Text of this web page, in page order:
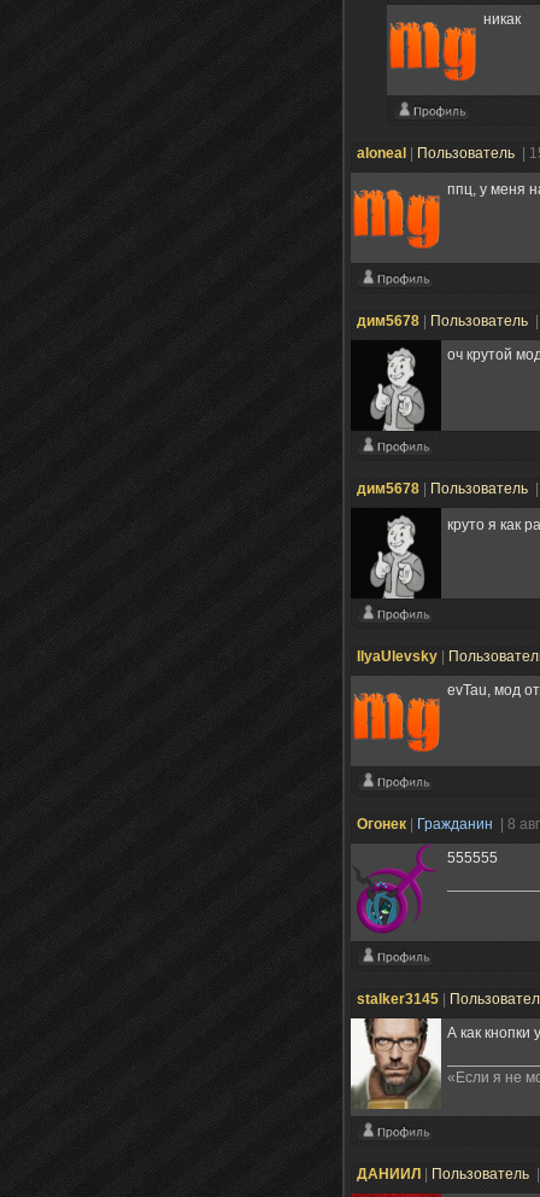
никак
aloneal Пользователь |
ппц, у меня
дим5678 Пользователь
оч крутой
дим5678 Пользователь
круто я как
IlyaUlevsky
evTau, мод
Огонек Гражданин
| 8
555555
stalker3145
А как
«Если я не
ДАHИИЛ Пользователь